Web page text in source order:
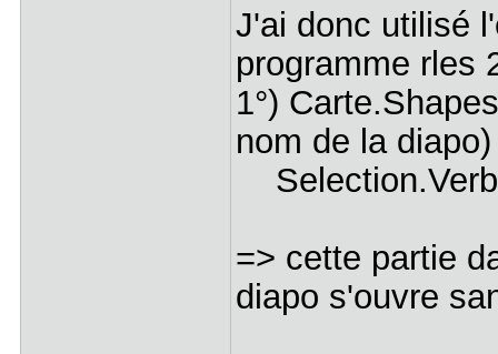
J'ai donc utilisé
programme rles
1°)
nom de la diapo)
=> cette partie
diapo s'ouvre